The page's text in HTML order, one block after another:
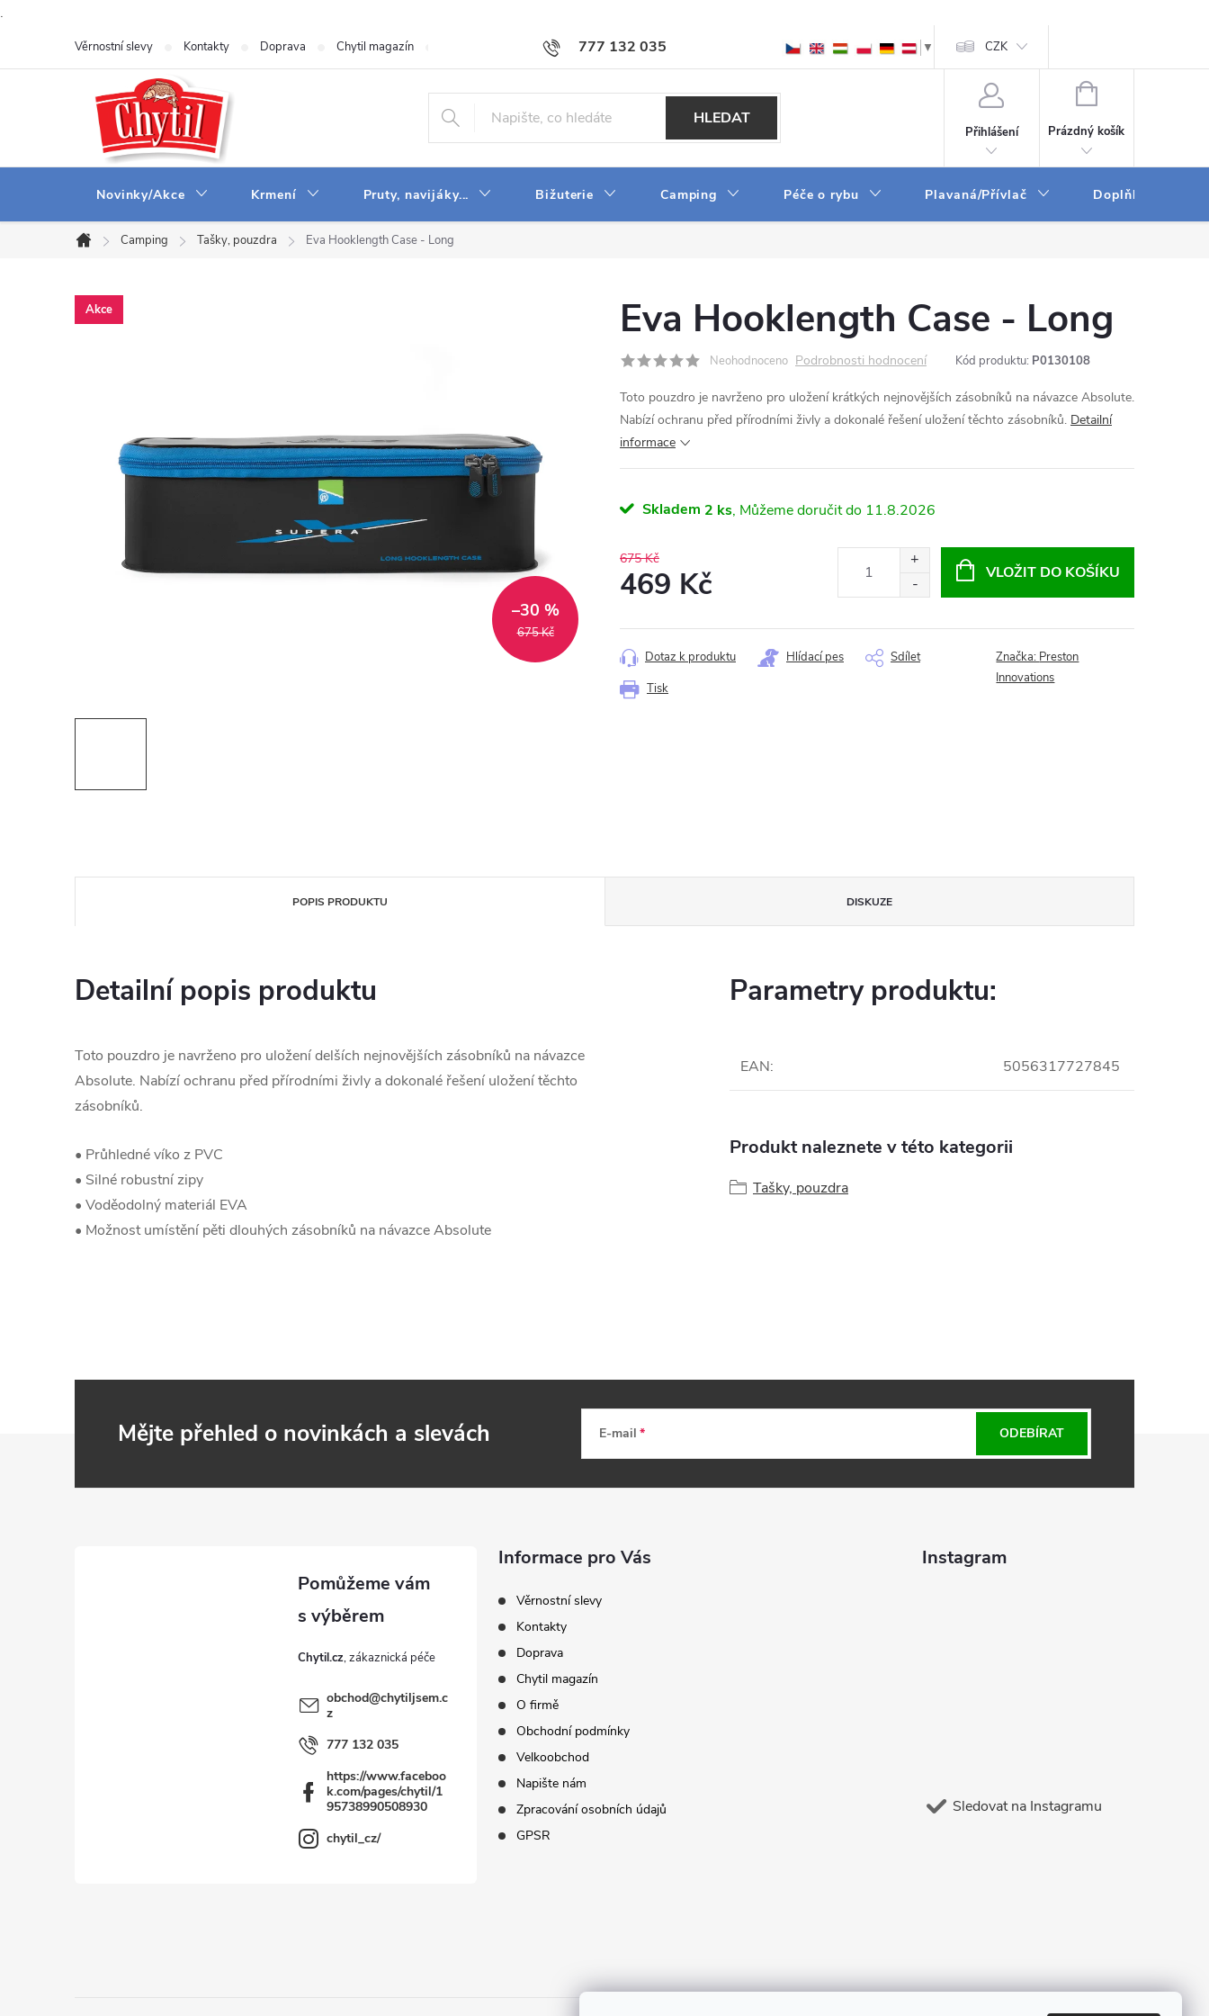
.
777 132 035
Věrnostní slevy Kontakty Doprava Chytil magazín Obchodní podmínky Velkoobchod Napište nám Zpracování osobních údajů GPSR
▼ CZK
HLEDAT
Přihlášení
NÁKUPNÍ
Prázdný košík
Novinky/Akce Krmení Pruty, navijáky... Bižuterie Camping Péče o rybu Plavaná/Přívlač Doplňky a
Domů
Camping Tašky, pouzdra Eva Hooklength Case - Long
Akce
675 Kč
–30 %
Eva Hooklength Case - Long
Neohodnoceno Podrobnosti hodnocení Kód produktu: P0130108
Toto pouzdro je navrženo pro uložení krátkých nejnovějších zásobníků na návazce Absolute.
Nabízí ochranu před přírodními živly a dokonalé řešení uložení těchto zásobníků. Detailní
informace
Skladem 2 ks 11.8.2026
675 Kč
469 Kč
cena:
VLOŽIT DO KOŠÍKU
Tisk
Dotaz k produktu Hlídací pes Sdílet Značka: Preston
Innovations
POPIS PRODUKTU DISKUZE
Detailní popis produktu
Toto pouzdro je navrženo pro uložení delších nejnovějších zásobníků na návazce
Absolute. Nabízí ochranu před přírodními živly a dokonalé řešení uložení těchto
zásobníků.
• Průhledné víko z PVC
• Silné robustní zipy
• Voděodolný materiál EVA
• Možnost umístění pěti dlouhých zásobníků na návazce Absolute
Parametry produktu:
EAN: 5056317727845
Produkt naleznete v této kategorii
Tašky, pouzdra
Mějte přehled o novinkách a slevách E-mail ODEBÍRAT
Chytil.cz
obchod@chytiljsem.c
z
777 132 035
https://www.faceboo
k.com/pages/chytil/1
95738990508930
chytil_cz/
Informace pro Vás
Věrnostní slevy
Kontakty
Doprava
Chytil magazín
O firmě
Obchodní podmínky
Velkoobchod
Napište nám
Zpracování osobních údajů
GPSR
Instagram
Sledovat na Instagramu